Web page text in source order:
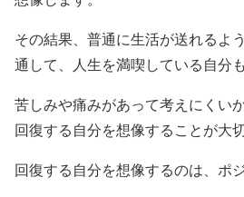
その結果、普通に生活が送れるよ
通して、人生を満喫している自分
苦しみや痛みがあって考えにくい
回復する自分を想像することが大切
回復する自分を想像するのは、ポ